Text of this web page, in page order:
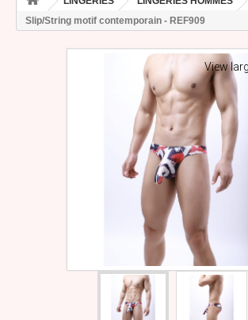
Slip/String motif contemporain - REF909
View